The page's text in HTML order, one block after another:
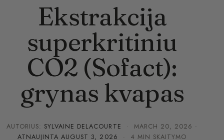
Ekstrakcija
superkritiniu
CO2 (Sofact):
grynas kvapas
AUTORIUS: SYLVAINE DELACOURTE · MARCH 20, 2026 ·
ATNAUJINTAAUGUST 3, 2026 · 4 MIN SKAITYMO